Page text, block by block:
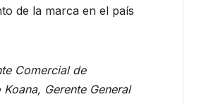
de la marca en el país
Comercial de
Gerente General